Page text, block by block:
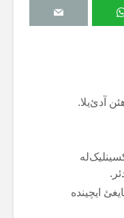
آدئ‌یلا.
ایچیندە